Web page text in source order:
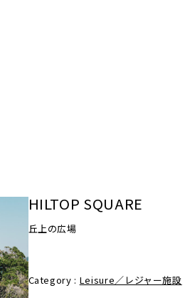
HILTOP SQUARE
丘上の広場
Category : Leisure／レジャー施設